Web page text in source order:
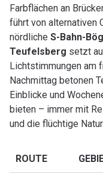
Farbflächen an
führt von alternativen
nördliche S-Bahn-
Teufelsberg setzt
Lichtstimmungen am
Nachmittag betonen
Einblicke und
bieten – immer mit
und die flüchtige
ROUTE